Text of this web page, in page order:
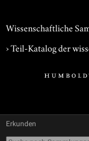
Wissenschaftliche
› Teil-Katalog der
Erkunden